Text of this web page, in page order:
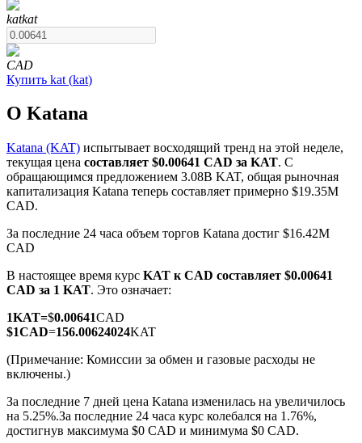
Фьючерсы на COIN-M
Деривативы на акции, форекс, драгоценные металлы и
сырьевые товары
katkat
CAD
Купить kat (kat)
О Katana
Katana (KAT) испытывает восходящий тренд на этой неделе,
текущая цена составляет $0.00641 CAD за KAT. С
обращающимся предложением 3.08B KAT, общая рыночная
капитализация Katana теперь составляет примерно $19.35M
CAD.
За последние 24 часа объем торгов Katana достиг $16.42M
CAD
В настоящее время курс KAT к CAD составляет $0.00641
CAD за 1 KAT. Это означает:
1KAT=$0.00641CAD
$1CAD=156.00624024KAT
(Примечание: Комиссии за обмен и газовые расходы не
включены.)
За последние 7 дней цена Katana изменилась на увеличилось
на 5.25%.За последние 24 часа курс колебался на 1.76%,
достигнув максимума $0 CAD и минимума $0 CAD.